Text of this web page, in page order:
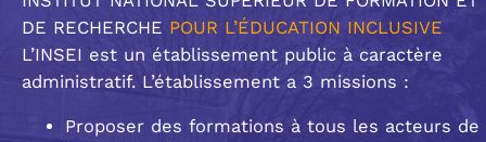
DE RECHERCHE POUR L’ÉDUCATION INCLUSIVE
L’INSEI est un établissement public à caractère
administratif. L’établissement a 3 missions :
Proposer des formations à tous les acteurs de